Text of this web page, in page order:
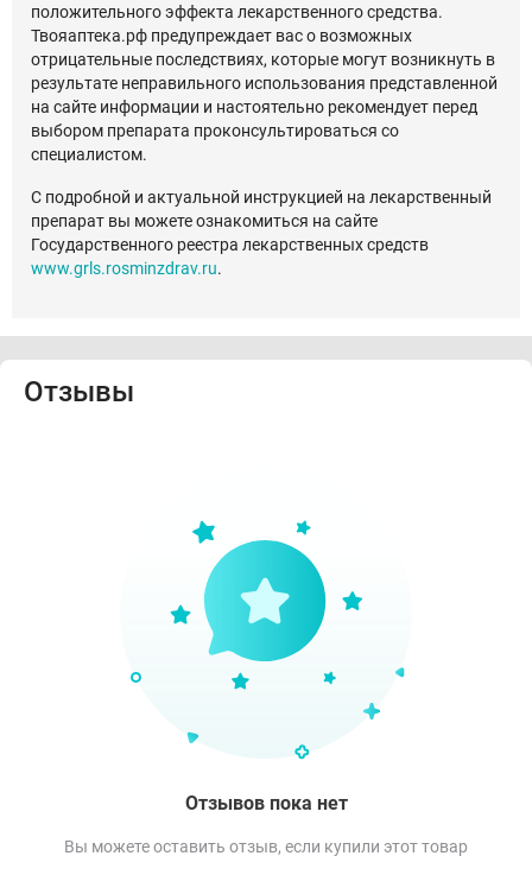
положительного эффекта лекарственного средства.
Твояаптека.рф предупреждает вас о возможных
отрицательные последствиях, которые могут возникнуть в
результате неправильного использования представленной
на сайте информации и настоятельно рекомендует перед
выбором препарата проконсультироваться со
специалистом.
С подробной и актуальной инструкцией на лекарственный
препарат вы можете ознакомиться на сайте
Государственного реестра лекарственных средств
www.grls.rosminzdrav.ru.
Отзывы
Отзывов пока нет
Вы можете оставить отзыв, если купили этот товар